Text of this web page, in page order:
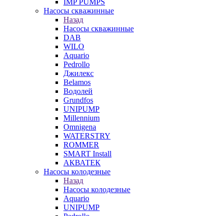
IMP PUMPS
Насосы скважинные
Назад
Насосы скважинные
DAB
WILO
Aquario
Pedrollo
Джилекс
Belamos
Водолей
Grundfos
UNIPUMP
Millennium
Omnigena
WATERSTRY
ROMMER
SMART Install
АКВАТЕК
Насосы колодезные
Назад
Насосы колодезные
Aquario
UNIPUMP